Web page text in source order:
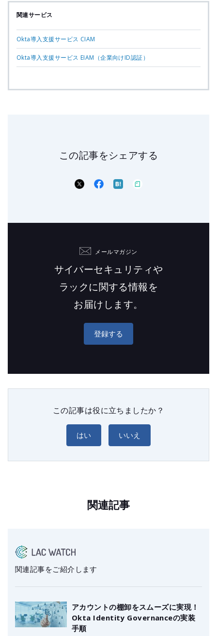
関連サービス
Okta導入支援サービス CIAM
Okta導入支援サービス EIAM（企業向けID認証）
この記事をシェアする
メールマガジン
サイバーセキュリティや
ラックに関する情報を
お届けします。
登録する
この記事は役に立ちましたか？
はい いいえ
関連記事
関連記事をご紹介します
アカウントの棚卸をスムーズに実現！
Okta Identity Governanceの実装
手順